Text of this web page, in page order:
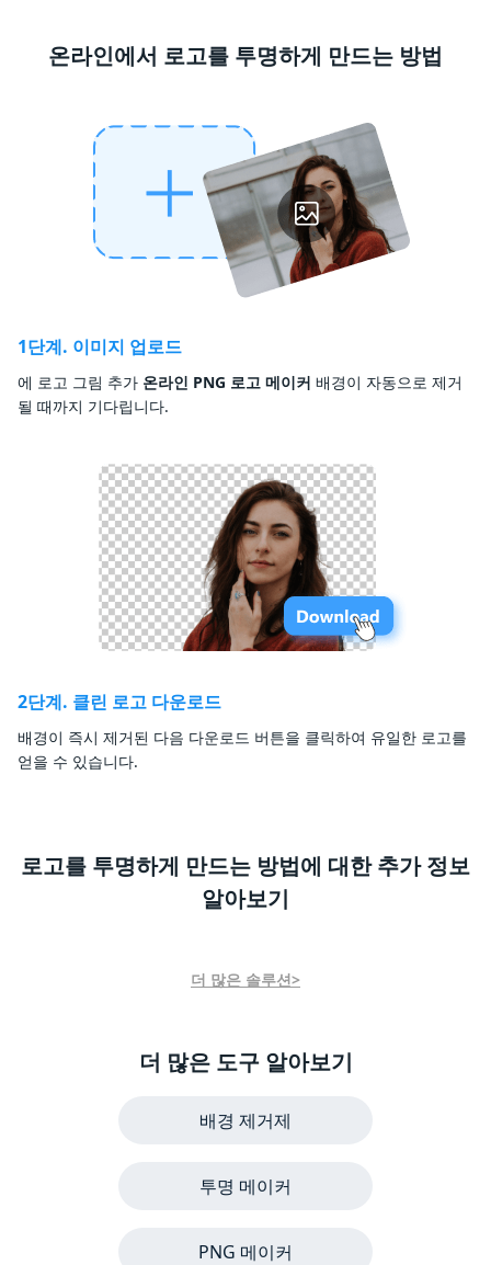
온라인에서 로고를 투명하게 만드는 방법
1단계. 이미지 업로드
에 로고 그림 추가 온라인 PNG 로고 메이커 배경이 자동으로 제거
될 때까지 기다립니다.
2단계. 클린 로고 다운로드
배경이 즉시 제거된 다음 다운로드 버튼을 클릭하여 유일한 로고를
얻을 수 있습니다.
로고를 투명하게 만드는 방법에 대한 추가 정보
알아보기
더 많은 솔루션>
더 많은 도구 알아보기
배경 제거제
투명 메이커
PNG 메이커